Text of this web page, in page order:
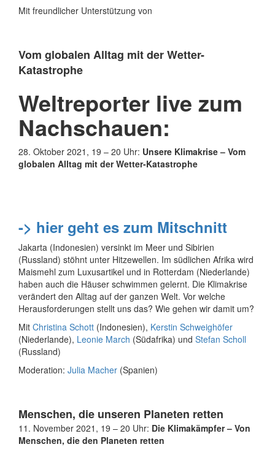
Mit freundlicher Unterstützung von
Vom globalen Alltag mit der Wetter-
Katastrophe
Weltreporter live zum
Nachschauen:
28. Oktober 2021, 19 – 20 Uhr: Unsere Klimakrise – Vom
globalen Alltag mit der Wetter-Katastrophe
-> hier geht es zum Mitschnitt
Jakarta (Indonesien) versinkt im Meer und Sibirien
(Russland) stöhnt unter Hitzewellen. Im südlichen Afrika wird
Maismehl zum Luxusartikel und in Rotterdam (Niederlande)
haben auch die Häuser schwimmen gelernt. Die Klimakrise
verändert den Alltag auf der ganzen Welt. Vor welche
Herausforderungen stellt uns das? Wie gehen wir damit um?
Mit Christina Schott (Indonesien), Kerstin Schweighöfer
(Niederlande), Leonie March (Südafrika) und Stefan Scholl
(Russland)
Moderation: Julia Macher (Spanien)
Menschen, die unseren Planeten retten
11. November 2021, 19 – 20 Uhr: Die Klimakämpfer – Von
Menschen, die den Planeten retten